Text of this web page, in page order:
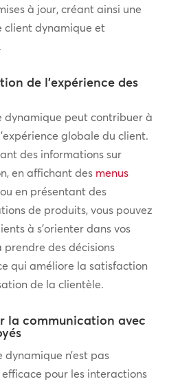
à jour, créant ainsi une
client dynamique et
de l'expérience des
dynamique peut contribuer à
globale du client.
des informations sur
en affichant des menus
en présentant des
de produits, vous pouvez
à s’orienter dans vos
prendre des décisions
qui améliore la satisfaction
de la clientèle.
la communication avec
dynamique n’est pas
pour les interactions